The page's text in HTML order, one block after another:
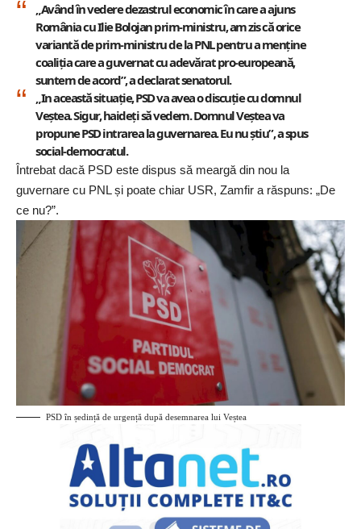
„Având în vedere dezastrul economic în care a ajuns
România cu Ilie Bolojan prim-ministru, am zis că orice
variantă de prim-ministru de la PNL pentru a menține
coaliția care a guvernat cu adevărat pro-europeană,
suntem de acord”, a declarat senatorul.
„In această situație, PSD va avea o discuție cu domnul
Veștea. Sigur, haideți să vedem. Domnul Veștea va
propune PSD intrarea la guvernarea. Eu nu știu”, a spus
social-democratul.
Întrebat dacă PSD este dispus să meargă din nou la
guvernare cu PNL și poate chiar USR, Zamfir a răspuns: „De
ce nu?”.
PSD în ședință de urgență după desemnarea lui Veștea